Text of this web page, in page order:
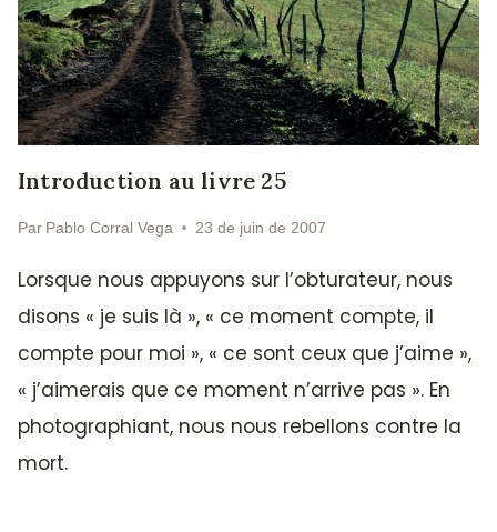
Introduction au livre 25
Par Pablo Corral Vega 23 de juin de 2007
Lorsque nous appuyons sur l’obturateur, nous
disons « je suis là », « ce moment compte, il
compte pour moi », « ce sont ceux que j’aime »,
« j’aimerais que ce moment n’arrive pas ». En
photographiant, nous nous rebellons contre la
mort.